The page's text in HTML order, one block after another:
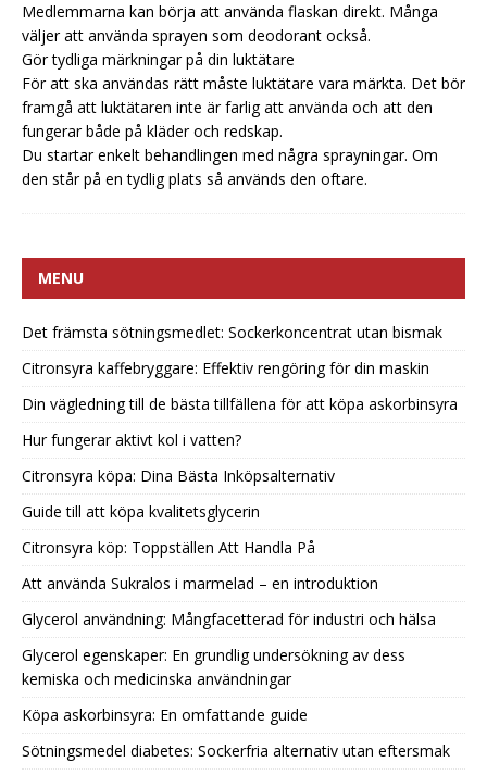
Medlemmarna kan börja att använda flaskan direkt. Många
väljer att använda sprayen som deodorant också.
Gör tydliga märkningar på din luktätare
För att ska användas rätt måste luktätare vara märkta. Det bör
framgå att luktätaren inte är farlig att använda och att den
fungerar både på kläder och redskap.
Du startar enkelt behandlingen med några sprayningar. Om
den står på en tydlig plats så används den oftare.
MENU
Det främsta sötningsmedlet: Sockerkoncentrat utan bismak
Citronsyra kaffebryggare: Effektiv rengöring för din maskin
Din vägledning till de bästa tillfällena för att köpa askorbinsyra
Hur fungerar aktivt kol i vatten?
Citronsyra köpa: Dina Bästa Inköpsalternativ
Guide till att köpa kvalitetsglycerin
Citronsyra köp: Toppställen Att Handla På
Att använda Sukralos i marmelad – en introduktion
Glycerol användning: Mångfacetterad för industri och hälsa
Glycerol egenskaper: En grundlig undersökning av dess
kemiska och medicinska användningar
Köpa askorbinsyra: En omfattande guide
Sötningsmedel diabetes: Sockerfria alternativ utan eftersmak